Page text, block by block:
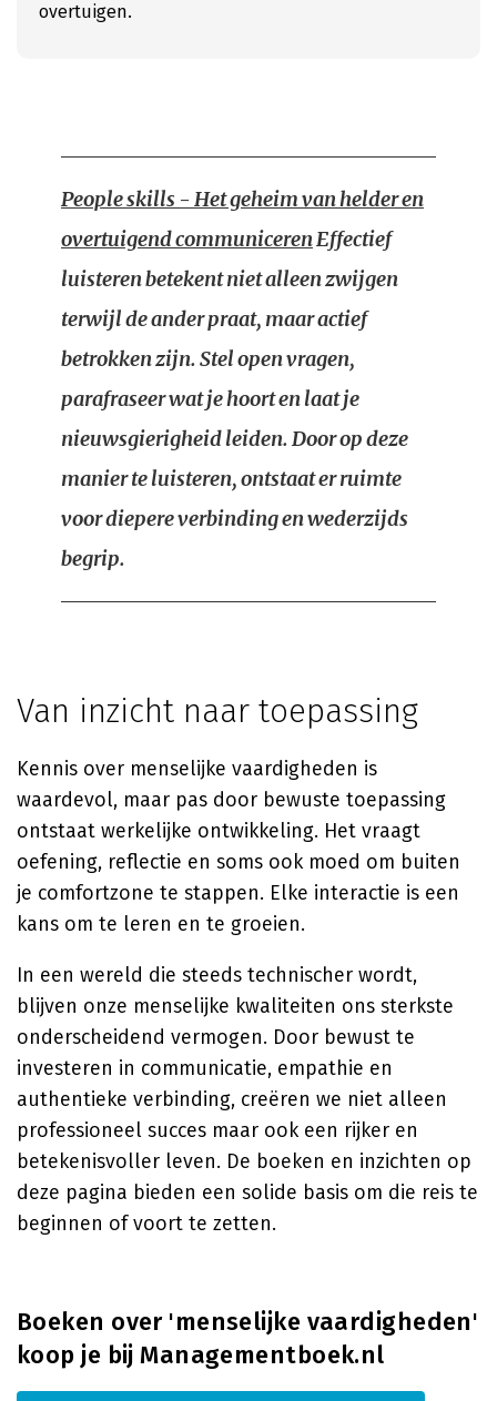
overtuigen.
People skills - Het geheim van helder en
overtuigend communicerenEffectief
luisteren betekent niet alleen zwijgen
terwijl de ander praat, maar actief
betrokken zijn. Stel open vragen,
parafraseer wat je hoort en laat je
nieuwsgierigheid leiden. Door op deze
manier te luisteren, ontstaat er ruimte
voor diepere verbinding en wederzijds
begrip.
Van inzicht naar toepassing
Kennis over menselijke vaardigheden is
waardevol, maar pas door bewuste toepassing
ontstaat werkelijke ontwikkeling. Het vraagt
oefening, reflectie en soms ook moed om buiten
je comfortzone te stappen. Elke interactie is een
kans om te leren en te groeien.
In een wereld die steeds technischer wordt,
blijven onze menselijke kwaliteiten ons sterkste
onderscheidend vermogen. Door bewust te
investeren in communicatie, empathie en
authentieke verbinding, creëren we niet alleen
professioneel succes maar ook een rijker en
betekenisvoller leven. De boeken en inzichten op
deze pagina bieden een solide basis om die reis te
beginnen of voort te zetten.
Boeken over 'menselijke vaardigheden'
koop je bij Managementboek.nl